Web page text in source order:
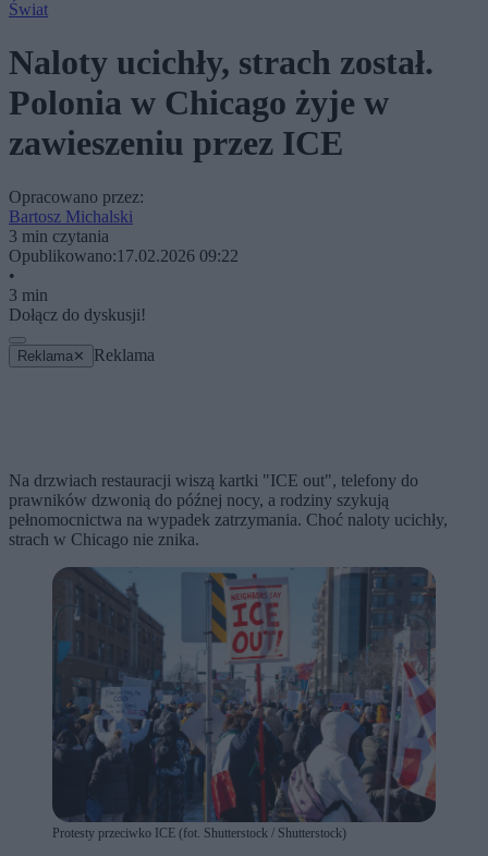
Świat
Naloty ucichły, strach został.
Polonia w Chicago żyje w
zawieszeniu przez ICE
Opracowano przez:
Bartosz Michalski
3 min czytania
Opublikowano:17.02.2026 09:22
•
3 min
Dołącz do dyskusji!
Reklama ✕ Reklama
Na drzwiach restauracji wiszą kartki "ICE out", telefony do
prawników dzwonią do późnej nocy, a rodziny szykują
pełnomocnictwa na wypadek zatrzymania. Choć naloty ucichły,
strach w Chicago nie znika.
Protesty przeciwko ICE (fot. Shutterstock / Shutterstock)